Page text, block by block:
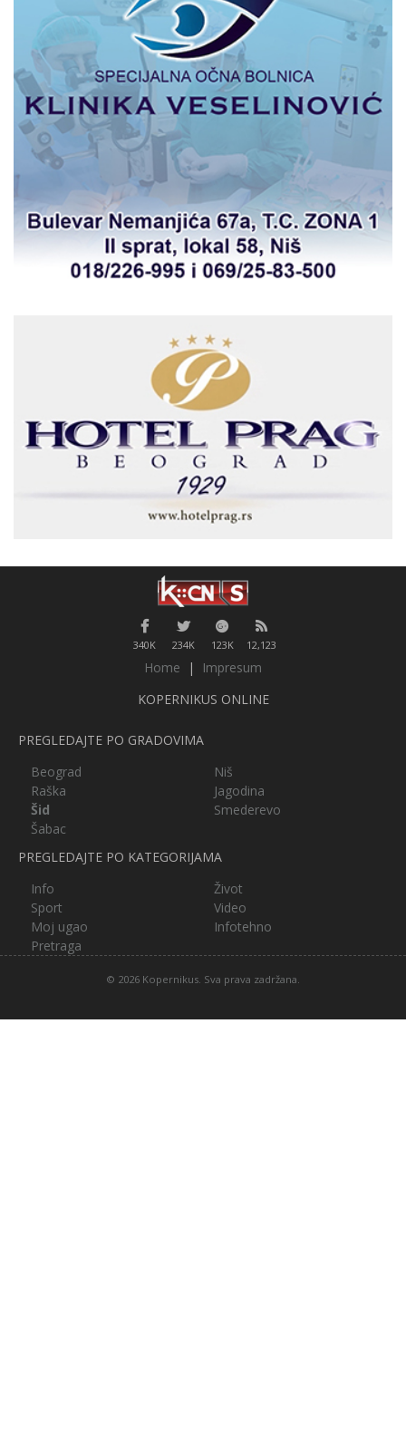
340K 234K 123K 12,123
Home |
Impresum
KOPERNIKUS ONLINE
PREGLEDAJTE PO GRADOVIMA
Beograd
Niš
Raška
Jagodina
Šid
Smederevo
Šabac
PREGLEDAJTE PO KATEGORIJAMA
Info
Život
Sport
Video
Moj ugao
Infotehno
Pretraga
© 2026 Kopernikus. Sva prava zadržana.